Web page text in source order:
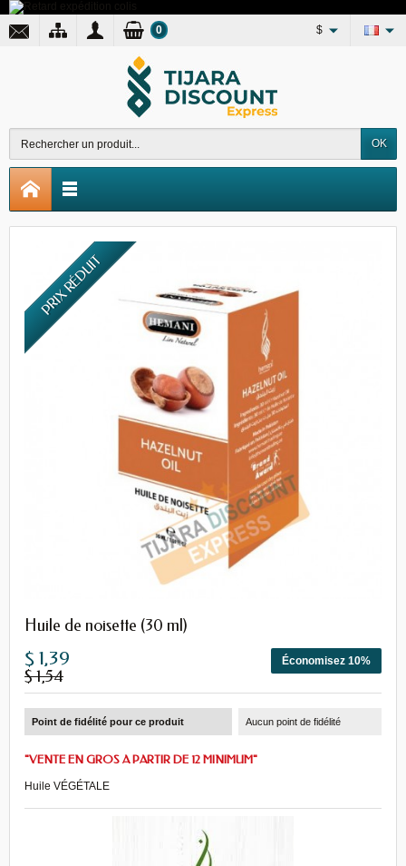
$
OK
0
PRIX RÉDUIT
Huile de noisette (30 ml)
Économisez 10%
$ 1,39
$ 1,54
Point de fidélité pour ce produit Aucun point de fidélité
"VENTE EN GROS A PARTIR DE 12 MINIMUM"
Huile VÉGÉTALE